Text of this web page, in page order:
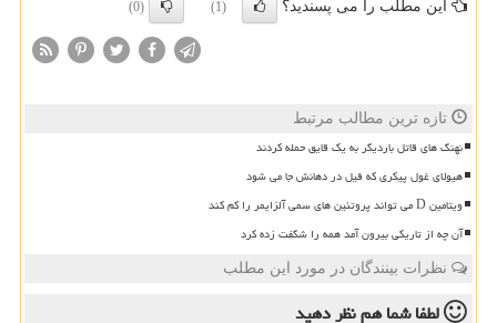
این مطلب را می پسندید؟ (1)
(0)
تازه ترین مطالب مرتبط
نهنگ های قاتل باردیگر به یک قایق حمله کردند
هیولای غول پیکری که فیل در دهانش جا می شود
ویتامین D می تواند پروتئین های سمی آلزایمر را کم کند
آن چه از تاریکی بیرون آمد همه را شگفت زده کرد
نظرات بینندگان در مورد این مطلب
لطفا شما همنظر دهید